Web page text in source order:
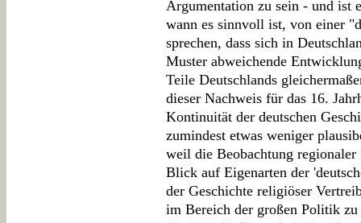
Argumentation zu sein - und ist
wann es sinnvoll ist, von einer
sprechen, dass sich in
Muster abweichende
Teile Deutschlands
dieser Nachweis für das 16.
Kontinuität der deutschen
zumindest etwas weniger
weil die Beobachtung
Blick auf Eigenarten der
der Geschichte religiöser
im Bereich der großen Politik